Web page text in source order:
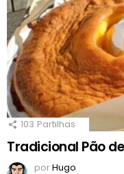
103 Partilhas
Tradicional Pão
porHugo